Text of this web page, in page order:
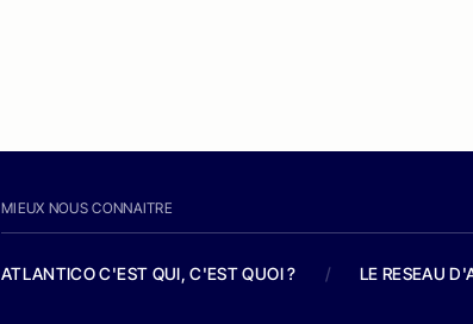
MIEUX NOUS CONNAITRE
ATLANTICO C'EST QUI, C'EST QUOI ? / LE RESEAU